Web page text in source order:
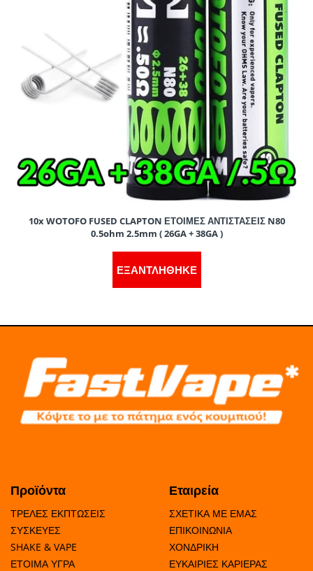
10x WOTOFO FUSED CLAPTON ΕΤΟΙΜΕΣ ΑΝΤΙΣΤΑΣΕΙΣ N80
0.5ohm 2.5mm ( 26GA + 38GA )
ΕΞΑΝΤΛΗΘΗΚΕ
Προϊόντα
ΤΡΕΛΕΣ ΕΚΠΤΩΣΕΙΣ
ΣΥΣΚΕΥΕΣ
SHAKE & VAPE
ΕΤΟΙΜΑ ΥΓΡΑ
Εταιρεία
ΣΧΕΤΙΚΑ ΜΕ ΕΜΑΣ
ΕΠΙΚΟΙΝΩΝΙΑ
ΧΟΝΔΡΙΚΗ
ΕΥΚΑΙΡΙΕΣ ΚΑΡΙΕΡΑΣ